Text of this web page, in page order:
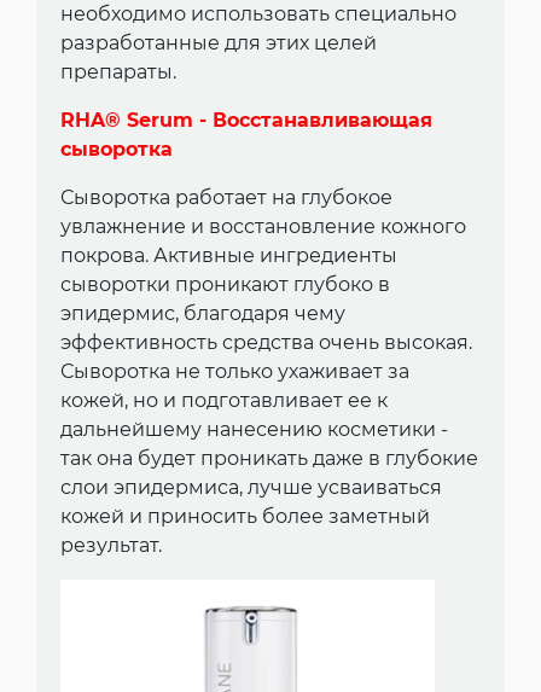
необходимо использовать специально
разработанные для этих целей
препараты.
RHA® Serum - Восстанавливающая
сыворотка
Сыворотка работает на глубокое
увлажнение и восстановление кожного
покрова. Активные ингредиенты
сыворотки проникают глубоко в
эпидермис, благодаря чему
эффективность средства очень высокая.
Сыворотка не только ухаживает за
кожей, но и подготавливает ее к
дальнейшему нанесению косметики -
так она будет проникать даже в глубокие
слои эпидермиса, лучше усваиваться
кожей и приносить более заметный
результат.